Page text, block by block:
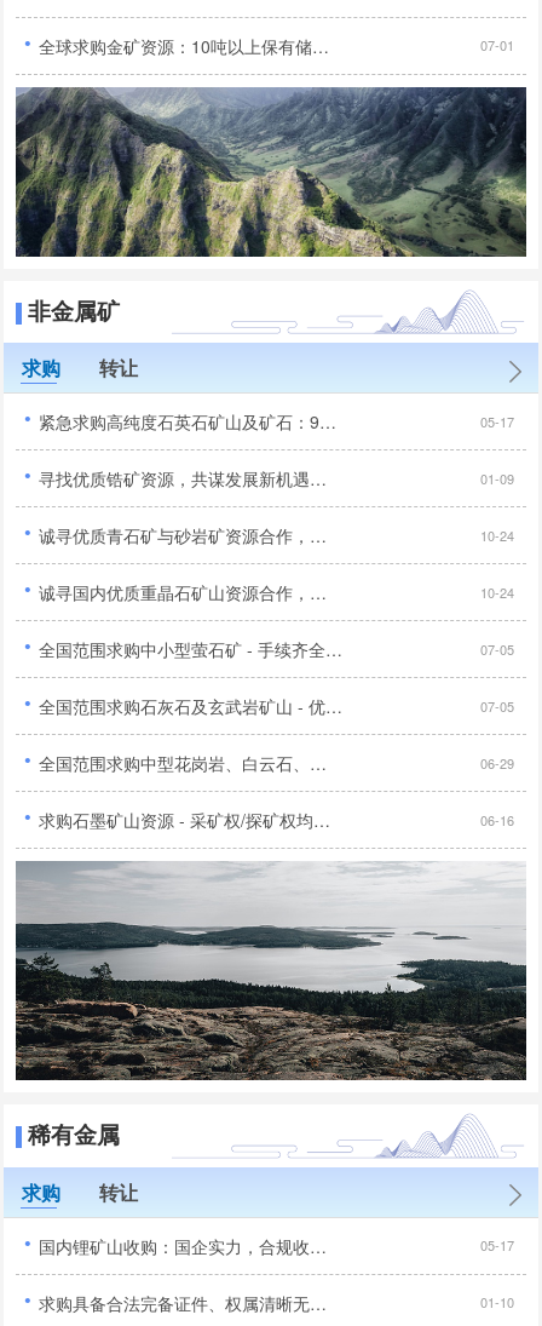
· 全球求购金矿资源：10吨以上保有储量，无抵押无负债，30亿投资规模... 07-01
非金属矿
求购 转让
· 紧急求购高纯度石英石矿山及矿石：99.95%二氧化硅含量... 05-17
· 寻找优质锆矿资源，共谋发展新机遇，品位达到行业标准以上... 01-09
· 诚寻优质青石矿与砂岩矿资源合作，手续齐全无纠纷优先... 10-24
· 诚寻国内优质重晶石矿山资源合作，手续齐全储量明确优先... 10-24
· 全国范围求购中小型萤石矿 - 手续齐全，品位40%以上，无纠纷，选厂有无均可... 07-05
· 全国范围求购石灰石及玄武岩矿山 - 优先华北、陕西地区，证件齐全，交通便利，开放多种合作模式... 07-05
· 全国范围求购中型花岗岩、白云石、辉绿岩、石灰石矿山 - 证件齐全... 06-29
· 求购石墨矿山资源 - 采矿权/探矿权均可，无纠纷，具备开采前景，多种合作方式，有意者电联... 06-16
稀有金属
求购 转让
· 国内锂矿山收购：国企实力，合规收购，优质资源优先... 05-17
· 求购具备合法完备证件、权属清晰无纠纷且无任何诉讼风险的优质锂矿资源项目... 01-10